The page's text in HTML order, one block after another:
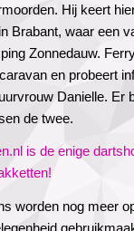
Hij keert
Brabant, waar een
Zonnedauw.
en probeert
Danielle. Er
de twee.
worden nog meer